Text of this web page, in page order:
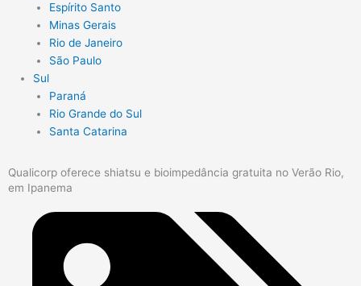
Espírito Santo
Minas Gerais
Rio de Janeiro
São Paulo
Sul
Paraná
Rio Grande do Sul
Santa Catarina
Qualicorp oferece shiatsu e bioimpedância gratuita no Verão Rio,
em Ipanema